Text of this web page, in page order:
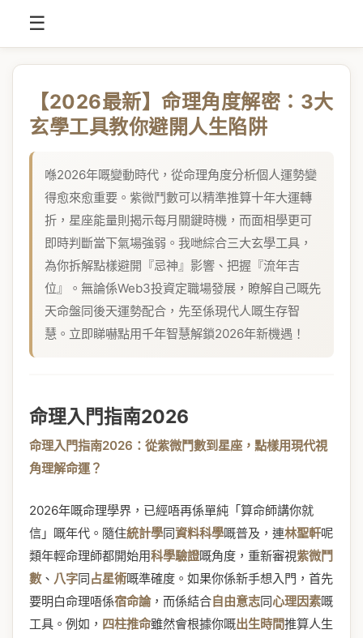
☰
【2026最新】命理角度解密：3大
玄學工具教你避開人生陷阱
喺2026年嘅變動時代，從命理角度分析個人運勢變
得愈來愈重要。紫微鬥數可以精準推算十年大運轉
折，星座能量則揭示每月關鍵時機，而面相學更可
即時判斷當下氣場強弱。我哋綜合三大玄學工具，
為你拆解點樣避開『忌神』影響、把握『流年吉
位』。無論係Web3投資定職場發展，瞭解自己嘅先
天命盤同後天運勢配合，先至係現代人嘅生存智
慧。立即睇嚇點用千年智慧解鎖2026年新機遇！
命理入門指南2026
命理入門指南2026：從紫微鬥數到星座，點樣用現代視
角理解命運？
2026年嘅命理學界，已經唔再係單純「算命師講你就
信」嘅年代。隨住統計學同資料科學嘅普及，連林聖軒呢
類年輕命理師都開始用科學驗證嘅角度，重新審視紫微鬥
數、 八字同占星術嘅準確度。如果你係新手想入門，首先
要明白命理唔係宿命論，而係結合自由意志同心理因素嘅
工具。例如， 四柱推命雖然會根據你嘅出生時間推算人生